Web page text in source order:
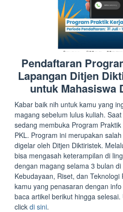
Pendaftaran
Lapangan Ditjen
untuk Mahasiswa
Kabar baik nih untuk kamu yang
magang sebelum lulus kuliah.
sedang membuka Program
PKL. Program ini merupakan
digelar oleh Ditjen Diktiristek.
bisa mengasah keterampilan di
dengan magang selama 3 bulan
Kebudayaan, Riset, dan
kamu yang penasaran dengan
baca artikel berikut hingga
click di sini.